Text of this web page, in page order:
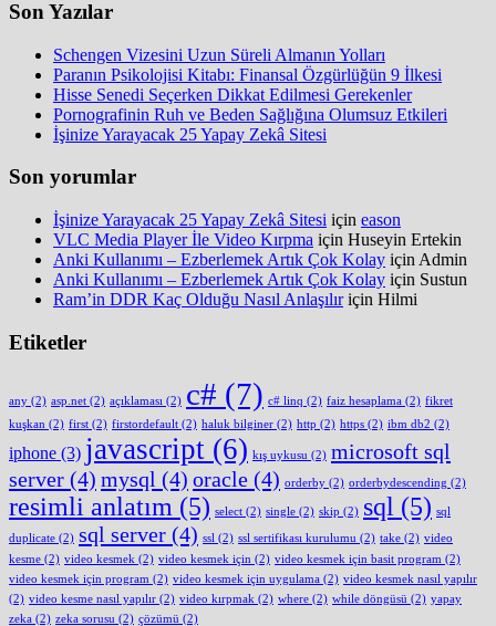
Son Yazılar
Schengen Vizesini Uzun Süreli Almanın Yolları
Paranın Psikolojisi Kitabı: Finansal Özgürlüğün 9 İlkesi
Hisse Senedi Seçerken Dikkat Edilmesi Gerekenler
Pornografinin Ruh ve Beden Sağlığına Olumsuz Etkileri
İşinize Yarayacak 25 Yapay Zekâ Sitesi
Son yorumlar
İşinize Yarayacak 25 Yapay Zekâ Sitesi için eason
VLC Media Player İle Video Kırpma için Huseyin Ertekin
Anki Kullanımı – Ezberlemek Artık Çok Kolay için Admin
Anki Kullanımı – Ezberlemek Artık Çok Kolay için Sustun
Ram’in DDR Kaç Olduğu Nasıl Anlaşılıriçin Hilmi
Etiketler
any (2) asp.net (2) açıklaması (2) c# (7) c# linq (2) faiz hesaplama (2) fikret
kuşkan (2) first (2) firstordefault (2) haluk bilginer (2) http (2) https (2) ibm db2 (2)
iphone (3) javascript (6) kış uykusu (2) microsoft sql
server (4) mysql (4) oracle (4) orderby (2) orderbydescending (2)
resimli anlatım (5) select (2) single (2) skip (2) sql (5) sql
duplicate (2) sql server (4) ssl (2) ssl sertifikası kurulumu (2) take (2) video
kesme (2) video kesmek (2) video kesmek için (2) video kesmek için basit program (2)
video kesmek için program (2) video kesmek için uygulama (2) video kesmek nasıl yapılır
(2) video kesme nasıl yapılır (2) video kırpmak (2) where (2) while döngüsü (2) yapay
zeka (2) zeka sorusu (2) çözümü (2)